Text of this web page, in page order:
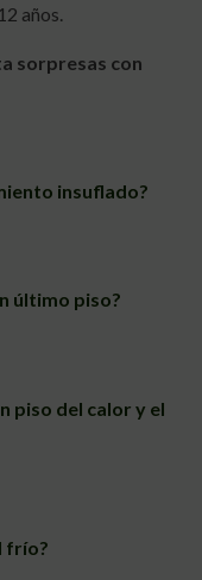
años.
sorpresas con
insuflado?
último piso?
piso del calor y el
frío?